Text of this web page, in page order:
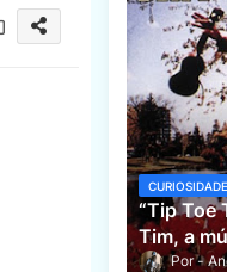
“Tip Toe
Tim, a